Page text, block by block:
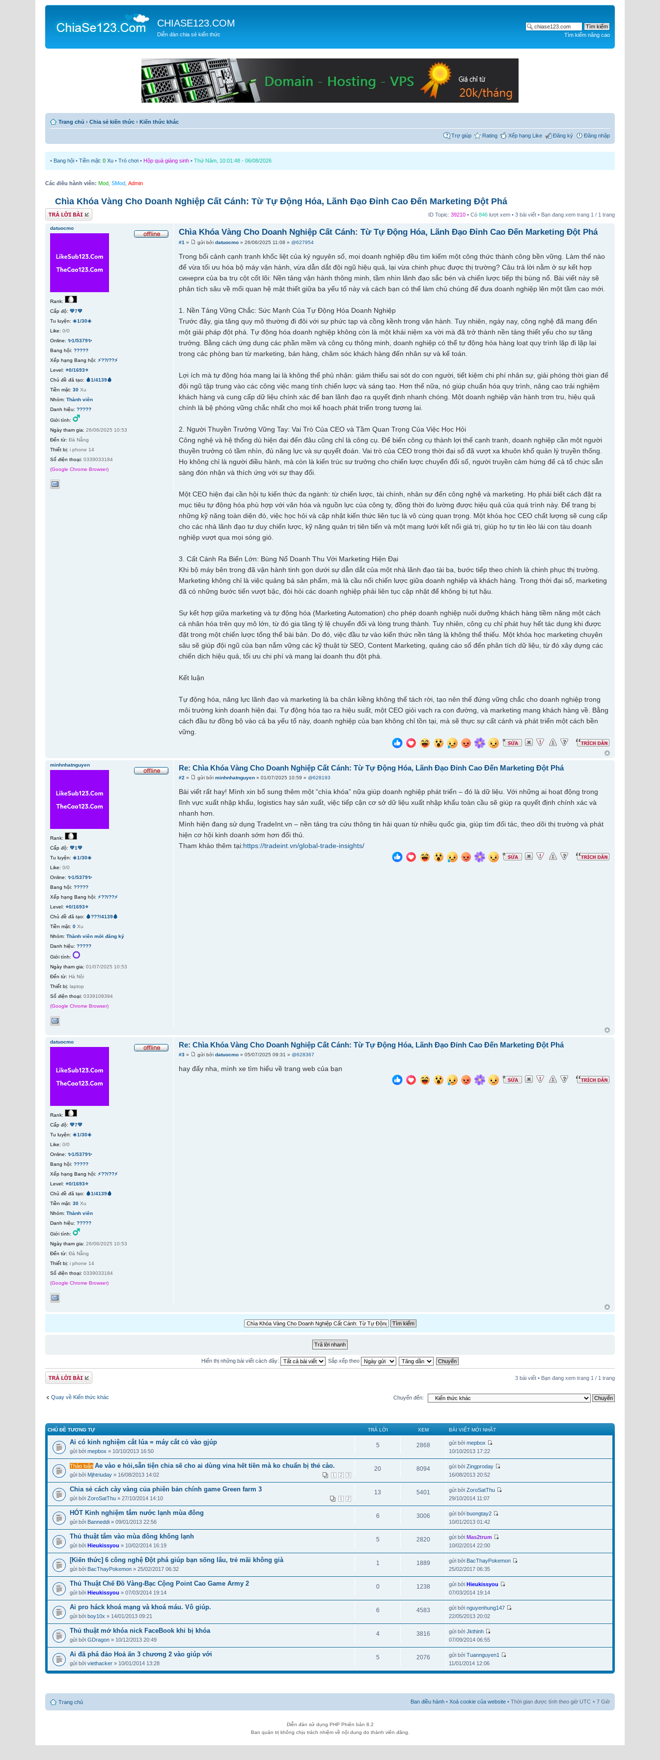
CHIASE123.COM
Diễn đàn chia sẻ kiến thức Tìm kiếm nâng cao
Trang chủ › Chia sẻ kiến thức › Kiến thức khác
Trợ giúp Rating Xếp hạng Like Đăng ký Đăng nhập
• Bang hội • Tiền mặt: 0 Xu • Trò chơi • Hộp quà giáng sinh • Thứ Năm, 10:01:48 - 06/08/2026
Các điều hành viên: Mod SMod Admin
Chìa Khóa Vàng Cho Doanh Nghiệp Cất Cánh: Từ Tự Động Hóa, Lãnh Đạo Đỉnh Cao Đến Marketing Đột Phá
Gửi bài trả lời ID Topic: 39210 • Có 846 lượt xem • 3 bài viết • Bạn đang xem trang 1 / 1 trang
Chìa Khóa Vàng Cho Doanh Nghiệp Cất Cánh: Từ Tự Động Hóa, Lãnh Đạo Đỉnh Cao Đến Marketing Đột Phá
#1 » gửi bởidatuocmo » 26/06/2025 11:08 »@627954
Trong bối cảnh cạnh tranh khốc liệt của kỷ nguyên số, mọi doanh nghiệp đều tìm kiếm một công thức thành công bền vững. Làm thế nào
để vừa tối ưu hóa bộ máy vận hành, vừa dẫn dắt đội ngũ hiệu quả, lại vừa chinh phục được thị trường? Câu trả lời nằm ở sự kết hợp
синерги của ba trụ cột cốt lõi: Nền tảng vận hành thông minh, tầm nhìn lãnh đạo sắc bén và chiến lược tiếp thị bùng nổ. Bài viết này sẽ
phân tích sâu về mối quan hệ mật thiết giữa ba yếu tố này và cách bạn có thể làm chủ chúng để đưa doanh nghiệp lên một tầm cao mới.
1. Nền Tảng Vững Chắc: Sức Mạnh Của Tự Động Hóa Doanh Nghiệp
Trước đây, gia tăng quy mô thường đi đôi với sự phức tạp và cồng kềnh trong vận hành. Tuy nhiên, ngày nay, công nghệ đã mang đến
một giải pháp đột phá. Tự động hóa doanh nghiệp không còn là một khái niệm xa vời mà đã trở thành nền tảng thiết yếu cho sự tăng
trưởng. Bằng cách ứng dụng các phần mềm và công cụ thông minh, doanh nghiệp có thể tự động hóa hàng loạt quy trình lặp đi lặp lại
trong các phòng ban từ marketing, bán hàng, chăm sóc khách hàng đến nhân sự và kế toán.
Lợi ích mà tự động hóa mang lại là không thể phủ nhận: giảm thiểu sai sót do con người, tiết kiệm chi phí nhân sự, giải phóng thời gian để
đội ngũ tập trung vào các công việc mang tính chiến lược và sáng tạo. Hơn thế nữa, nó giúp chuẩn hóa quy trình, nâng cao trải nghiệm
khách hàng và cung cấp dữ liệu chính xác để ban lãnh đạo ra quyết định nhanh chóng. Một doanh nghiệp vận hành trơn tru, hiệu quả
chính là bệ phóng vững chắc nhất cho mọi kế hoạch phát triển trong tương lai.
2. Người Thuyền Trưởng Vững Tay: Vai Trò Của CEO và Tầm Quan Trọng Của Việc Học Hỏi
Công nghệ và hệ thống dù hiện đại đến đâu cũng chỉ là công cụ. Để biến công cụ thành lợi thế cạnh tranh, doanh nghiệp cần một người
thuyền trưởng có tầm nhìn, đủ năng lực và sự quyết đoán. Vai trò của CEO trong thời đại số đã vượt xa khuôn khổ quản lý truyền thống.
Họ không chỉ là người điều hành, mà còn là kiến trúc sư trưởng cho chiến lược chuyển đổi số, người truyền cảm hứng để cả tổ chức sẵn
sàng đón nhận và thích ứng với sự thay đổi.
Một CEO hiện đại cần hội tụ kiến thức đa ngành: từ chiến lược, tài chính, nhân sự đến công nghệ và marketing. Họ phải biết cách đặt ra
mục tiêu tự động hóa phù hợp với văn hóa và nguồn lực của công ty, đồng thời đo lường được hiệu quả của quá trình này. Để trang bị
những kỹ năng toàn diện đó, việc học hỏi và cập nhật kiến thức liên tục là vô cùng quan trọng. Một khóa học CEO chất lượng sẽ cung cấp
cho các nhà lãnh đạo tư duy chiến lược, kỹ năng quản trị tiên tiến và một mạng lưới kết nối giá trị, giúp họ tự tin lèo lái con tàu doanh
nghiệp vượt qua mọi sóng gió.
3. Cất Cánh Ra Biển Lớn: Bùng Nổ Doanh Thu Với Marketing Hiện Đại
Khi bộ máy bên trong đã vận hành tinh gọn dưới sự dẫn dắt của một nhà lãnh đạo tài ba, bước tiếp theo chính là chinh phục thị trường.
Marketing không chỉ là việc quảng bá sản phẩm, mà là cầu nối chiến lược giữa doanh nghiệp và khách hàng. Trong thời đại số, marketing
đã có những bước tiến vượt bậc, đòi hỏi các doanh nghiệp phải liên tục cập nhật để không bị tụt hậu.
Sự kết hợp giữa marketing và tự động hóa (Marketing Automation) cho phép doanh nghiệp nuôi dưỡng khách hàng tiềm năng một cách
cá nhân hóa trên quy mô lớn, từ đó gia tăng tỷ lệ chuyển đổi và lòng trung thành. Tuy nhiên, công cụ chỉ phát huy hết tác dụng khi được
đặt trong một chiến lược tổng thể bài bản. Do đó, việc đầu tư vào kiến thức nền tảng là không thể thiếu. Một khóa học marketing chuyên
sâu sẽ giúp đội ngũ của bạn nắm vững các kỹ thuật từ SEO, Content Marketing, quảng cáo số đến phân tích dữ liệu, từ đó xây dựng các
chiến dịch hiệu quả, tối ưu chi phí và mang lại doanh thu đột phá.
Kết luận
Tự động hóa, năng lực lãnh đạo và marketing là ba chân kiềng không thể tách rời, tạo nên thế đứng vững chắc cho doanh nghiệp trong
môi trường kinh doanh hiện đại. Tự động hóa tạo ra hiệu suất, một CEO giỏi vạch ra con đường, và marketing mang khách hàng về. Bằng
cách đầu tư đồng bộ vào cả ba yếu tố này, doanh nghiệp của bạn không chỉ tồn tại, mà sẽ thực sự cất cánh và phát triển một cách bền
vững.
datuocmo
Rank:
Cấp độ: 💚7💚
Tu luyện: ☀️1/30☀️
Like: 0/0
Online: ✨1/5379✨
Bang hội: ?????
Xếp hạng Bang hội: ⚡??/??⚡
Level: ⭐0/1693⭐
Chủ đề đã tạo: 🩸1/4139🩸
Tiền mặt: 30 Xu
Nhóm: Thành viên
Danh hiệu: ?????
Giới tính:
Ngày tham gia: 26/06/2025 10:53
Đến từ: Đà Nẵng
Thiết bị: i phone 14
Số điện thoại: 0339033184
(Google Chrome Browser)
Re: Chìa Khóa Vàng Cho Doanh Nghiệp Cất Cánh: Từ Tự Động Hóa, Lãnh Đạo Đỉnh Cao Đến Marketing Đột Phá
#2 » gửi bởiminhnhatnguyen » 01/07/2025 10:59 »@628193
Bài viết rất hay! Mình xin bổ sung thêm một “chìa khóa” nữa giúp doanh nghiệp phát triển – đó là dữ liệu. Với những ai hoạt động trong
lĩnh vực xuất nhập khẩu, logistics hay sản xuất, việc tiếp cận cơ sở dữ liệu xuất nhập khẩu toàn cầu sẽ giúp ra quyết định chính xác và
nhanh hơn.
Mình hiện đang sử dụng TradeInt.vn – nền tảng tra cứu thông tin hải quan từ nhiều quốc gia, giúp tìm đối tác, theo dõi thị trường và phát
hiện cơ hội kinh doanh sớm hơn đối thủ.
Tham khảo thêm tại:https://tradeint.vn/global-trade-insights/
minhnhatnguyen
Rank:
Cấp độ: 💚1💚
Tu luyện: ☀️1/30☀️
Like: 0/0
Online: ✨1/5379✨
Bang hội: ?????
Xếp hạng Bang hội: ⚡??/??⚡
Level: ⭐0/1693⭐
Chủ đề đã tạo: 🩸???/4139🩸
Tiền mặt: 0 Xu
Nhóm: Thành viên mới đăng ký
Danh hiệu: ?????
Giới tính:
Ngày tham gia: 01/07/2025 10:53
Đến từ: Hà Nội
Thiết bị: laptop
Số điện thoại: 0339108394
(Google Chrome Browser)
Re: Chìa Khóa Vàng Cho Doanh Nghiệp Cất Cánh: Từ Tự Động Hóa, Lãnh Đạo Đỉnh Cao Đến Marketing Đột Phá
#3 » gửi bởidatuocmo » 05/07/2025 09:31 »@628367
hay đấy nha, mình xe tìm hiểu về trang web của bạn
datuocmo
Rank:
Cấp độ: 💚7💚
Tu luyện: ☀️1/30☀️
Like: 0/0
Online: ✨1/5379✨
Bang hội: ?????
Xếp hạng Bang hội: ⚡??/??⚡
Level: ⭐0/1693⭐
Chủ đề đã tạo: 🩸1/4139🩸
Tiền mặt: 30 Xu
Nhóm: Thành viên
Danh hiệu: ?????
Giới tính:
Ngày tham gia: 26/06/2025 10:53
Đến từ: Đà Nẵng
Thiết bị: i phone 14
Số điện thoại: 0339033184
(Google Chrome Browser)
Hiển thị những bài viết cách đây: Sắp xếp theo
Gửi bài trả lời 3 bài viết • Bạn đang xem trang 1 / 1 trang
Quay về Kiến thức khác Chuyển đến:
CHỦ ĐỀ TƯƠNG TỰ TRẢ LỜI XEM BÀI VIẾT MỚI NHẤT
Ai có kinh nghiệm cắt lúa = máy cắt cỏ vào gjúp
gửi bởi mepbox » 10/10/2013 16:50
5 2868 gửi bởi mepbox
10/10/2013 17:22
Thảo luận Ae vào e hỏi,sẵn tiện chia sẽ cho ai dùng vina hết tiền mà ko chuẩn bị thẻ cào.
1 2 3
gửi bởi Mjhtriuday » 16/08/2013 14:02
20 8094 gửi bởi Zingproday
16/08/2013 20:52
Chia sẻ cách cày vàng của phiên bản chính game Green farm 3
1 2
gửi bởi ZoroSatThu » 27/10/2014 14:10
13 5401 gửi bởi ZoroSatThu
29/10/2014 11:07
HÓT Kinh nghiệm tắm nước lạnh mùa đông
gửi bởi Banneddi » 09/01/2013 22:56
6 3006 gửi bởi buongtay2
10/01/2013 01:42
Thủ thuật tắm vào mùa đông không lạnh
gửi bởi Hieukissyou » 10/02/2014 16:19
5 2820 gửi bởi Mas2trum
10/02/2014 22:00
[Kiến thức] 6 công nghệ Đột phá giúp bạn sống lâu, trẻ mãi không già
gửi bởi BacThayPokemon » 25/02/2017 06:32
1 1889 gửi bởi BacThayPokemon
25/02/2017 06:35
Thủ Thuật Chế Đồ Vàng-Bạc Cộng Point Cao Game Army 2
gửi bởi Hieukissyou » 07/03/2014 19:14
0 1238 gửi bởi Hieukissyou
07/03/2014 19:14
Ai pro háck khoá mạng và khoá máu. Vô giúp.
gửi bởi boy10x » 14/01/2013 09:21
6 4583 gửi bởi nguyenhung147
22/05/2013 20:02
Thủ thuật mở khóa nick FaceBook khi bị khóa
gửi bởi GDragon » 10/12/2013 20:49
4 3816 gửi bởi Jkthinh
07/09/2014 06:55
Ai đã phá đảo Hoả ấn 3 chương 2 vào giúp với
gửi bởi viethacker » 10/01/2014 13:28
5 2076 gửi bởi Tuannguyen1
11/01/2014 12:06
Trang chủ Ban điều hành • Xoá cookie của website • Thời gian được tính theo giờ UTC + 7 Giờ
Diễn đàn sử dụng PHP Phiên bản 8.2
Ban quản trị không chịu trách nhiệm về nội dung do thành viên đăng.